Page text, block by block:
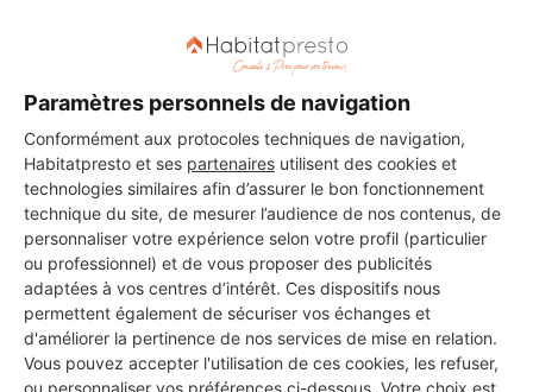
Paramètres personnels de navigation
Conformément aux protocoles techniques de navigation,
Habitatpresto et ses partenaires utilisent des cookies et
technologies similaires afin d’assurer le bon fonctionnement
technique du site, de mesurer l’audience de nos contenus, de
personnaliser votre expérience selon votre profil (particulier
ou professionnel) et de vous proposer des publicités
adaptées à vos centres d’intérêt. Ces dispositifs nous
permettent également de sécuriser vos échanges et
d'améliorer la pertinence de nos services de mise en relation.
Vous pouvez accepter l'utilisation de ces cookies, les refuser,
ou personnaliser vos préférences ci-dessous. Votre choix est